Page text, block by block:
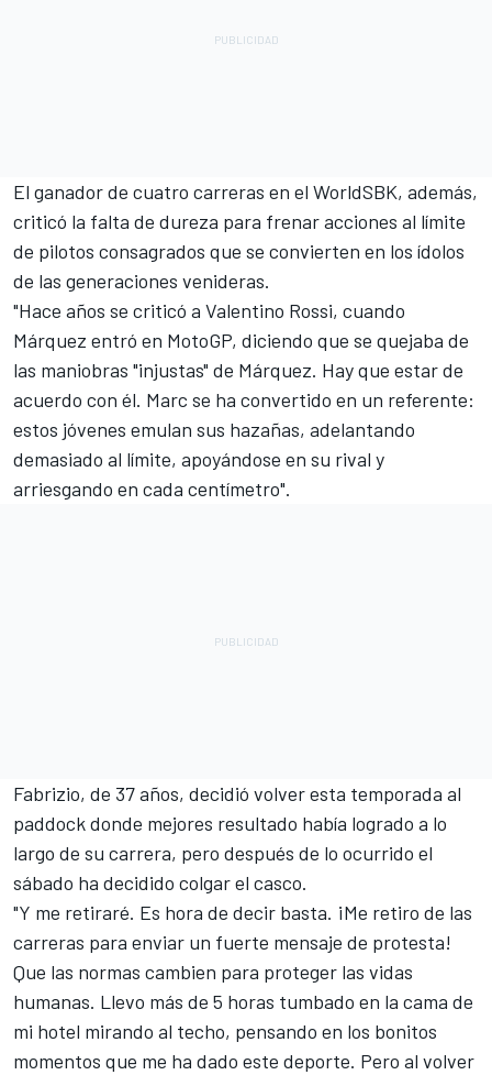
El ganador de cuatro carreras en el WorldSBK, además,
criticó la falta de dureza para frenar acciones al límite
de pilotos consagrados que se convierten en los ídolos
de las generaciones venideras.
"Hace años se criticó a Valentino Rossi, cuando
Márquez entró en MotoGP, diciendo que se quejaba de
las maniobras "injustas" de Márquez. Hay que estar de
acuerdo con él. Marc se ha convertido en un referente:
estos jóvenes emulan sus hazañas, adelantando
demasiado al límite, apoyándose en su rival y
arriesgando en cada centímetro".
Fabrizio, de 37 años, decidió volver esta temporada al
paddock donde mejores resultado había logrado a lo
largo de su carrera, pero después de lo ocurrido el
sábado ha decidido colgar el casco.
"Y me retiraré. Es hora de decir basta. ¡Me retiro de las
carreras para enviar un fuerte mensaje de protesta!
Que las normas cambien para proteger las vidas
humanas. Llevo más de 5 horas tumbado en la cama de
mi hotel mirando al techo, pensando en los bonitos
momentos que me ha dado este deporte. Pero al volver